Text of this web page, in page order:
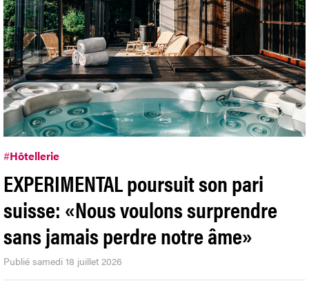
#Hôtellerie
EXPERIMENTAL poursuit son pari
suisse: «Nous voulons surprendre
sans jamais perdre notre âme»
Publié samedi 18 juillet 2026